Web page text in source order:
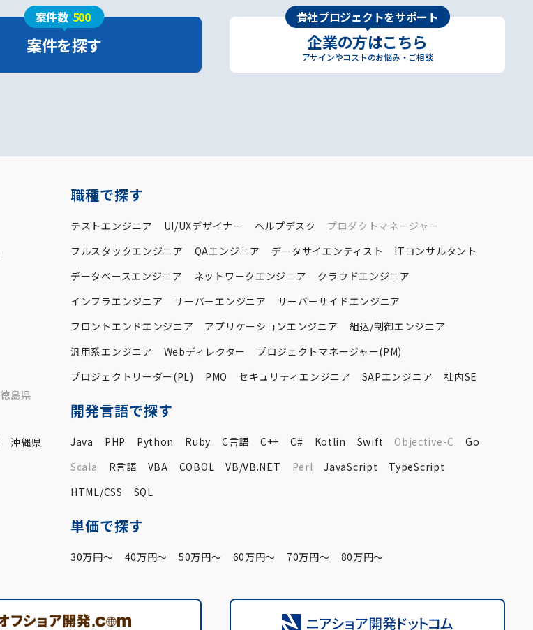
案件数 500
案件を探す
貴社プロジェクトをサポート
企業の方はこちら
アサインやコストのお悩み・ご相談
徳島県
沖縄県
職種で探す
テストエンジニア UI/UXデザイナー ヘルプデスク
プロダクトマネージャー
フルスタックエンジニア
QAエンジニア データサイエンティスト
ITコンサルタント
データベースエンジニア
ネットワークエンジニア
クラウドエンジニア
インフラエンジニア
サーバーエンジニア
サーバーサイドエンジニア
フロントエンドエンジニア
アプリケーションエンジニア
組込/制御エンジニア
汎用系エンジニア
Webディレクター
プロジェクトマネージャー(PM)
プロジェクトリーダー(PL)
PMO セキュリティエンジニア SAPエンジニア 社内SE
開発言語で探す
Java PHP Python Ruby C言語 C++ C# Kotlin Swift Objective-C
Go
Scala
R言語 VBA COBOL VB/VB.NET Perl JavaScript
TypeScript
HTML/CSS
SQL
単価で探す
30万円〜 40万円〜 50万円〜 60万円〜 70万円〜 80万円〜